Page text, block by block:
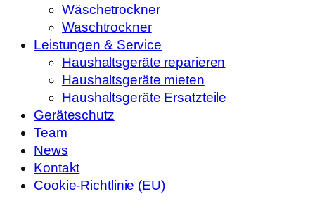
Wäschetrockner
Waschtrockner
Leistungen & Service
Haushaltsgeräte reparieren
Haushaltsgeräte mieten
Haushaltsgeräte Ersatzteile
Geräteschutz
Team
News
Kontakt
Cookie-Richtlinie (EU)